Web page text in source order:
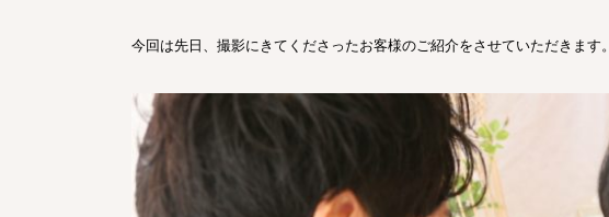
今回は先日、撮影にきてくださったお客様のご紹介をさせていただきます。